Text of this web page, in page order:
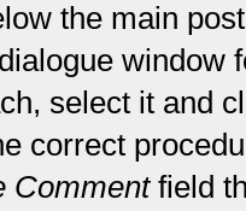
the main
window
select it and
correct
Commentfield